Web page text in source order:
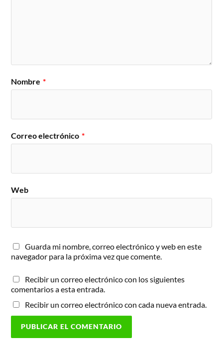
Nombre *
Correo electrónico *
Web
Guarda mi nombre, correo electrónico y web en este
navegador para la próxima vez que comente.
Recibir un correo electrónico con los siguientes
comentarios a esta entrada.
Recibir un correo electrónico con cada nueva entrada.